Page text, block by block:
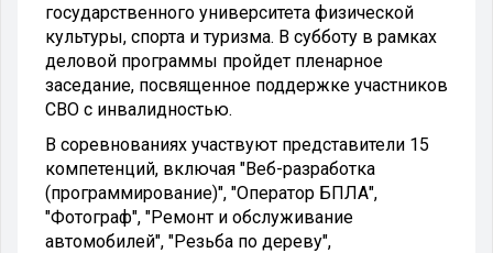
государственного университета физической
культуры, спорта и туризма. В субботу в рамках
деловой программы пройдет пленарное
заседание, посвященное поддержке участников
СВО с инвалидностью.
В соревнованиях участвуют представители 15
компетенций, включая "Веб-разработка
(программирование)", "Оператор БПЛА",
"Фотограф", "Ремонт и обслуживание
автомобилей", "Резьба по дереву",